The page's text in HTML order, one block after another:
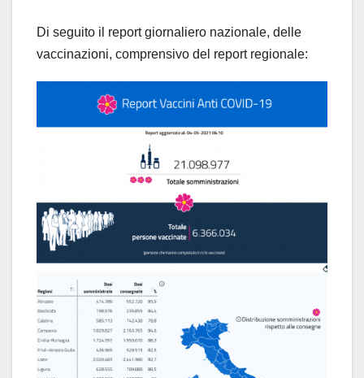
Di seguito il report giornaliero nazionale, delle
vaccinazioni, comprensivo del report regionale: